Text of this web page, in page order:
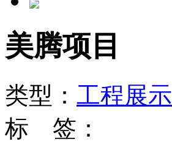
美腾项目
类型： 工程展示
标 签：